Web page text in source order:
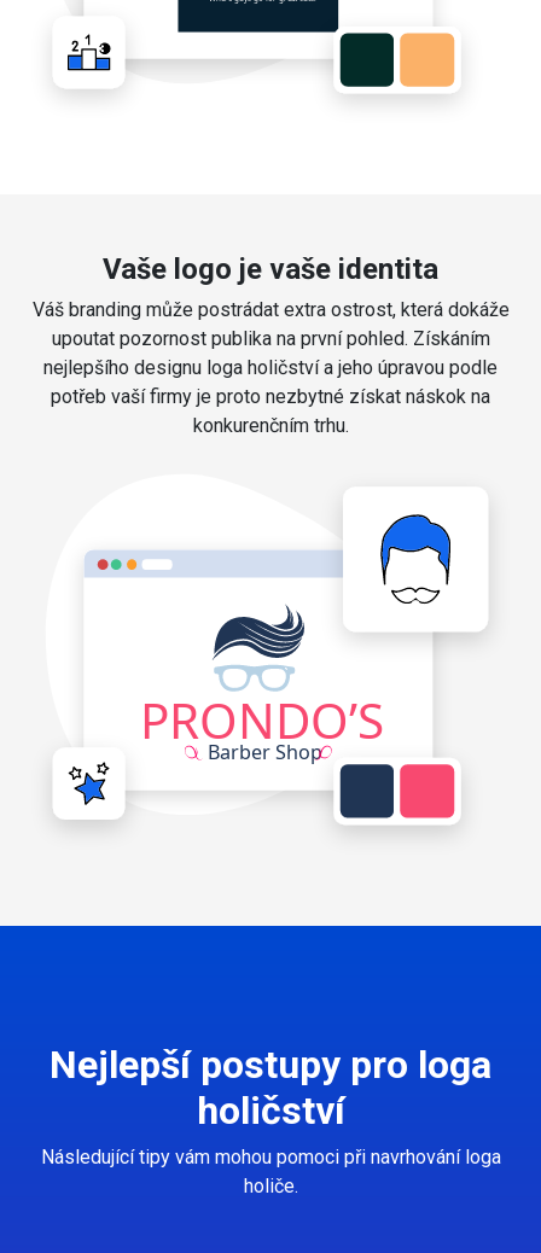
Vaše logo je vaše identita
Váš branding může postrádat extra ostrost, která dokáže
upoutat pozornost publika na první pohled. Získáním
nejlepšího designu loga holičství a jeho úpravou podle
potřeb vaší firmy je proto nezbytné získat náskok na
konkurenčním trhu.
Nejlepší postupy pro loga
holičství
Následující tipy vám mohou pomoci při navrhování loga
holiče.